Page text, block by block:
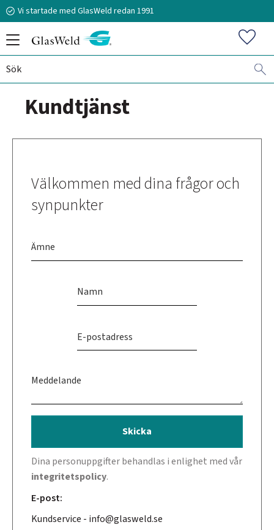
Vi startade med GlasWeld redan 1991
Kundtjänst
Välkommen med dina frågor och
synpunkter
Skicka
Dina personuppgifter behandlas i enlighet med vår
integritetspolicy.
E-post:
Kundservice - info@glasweld.se
070-394 51 12